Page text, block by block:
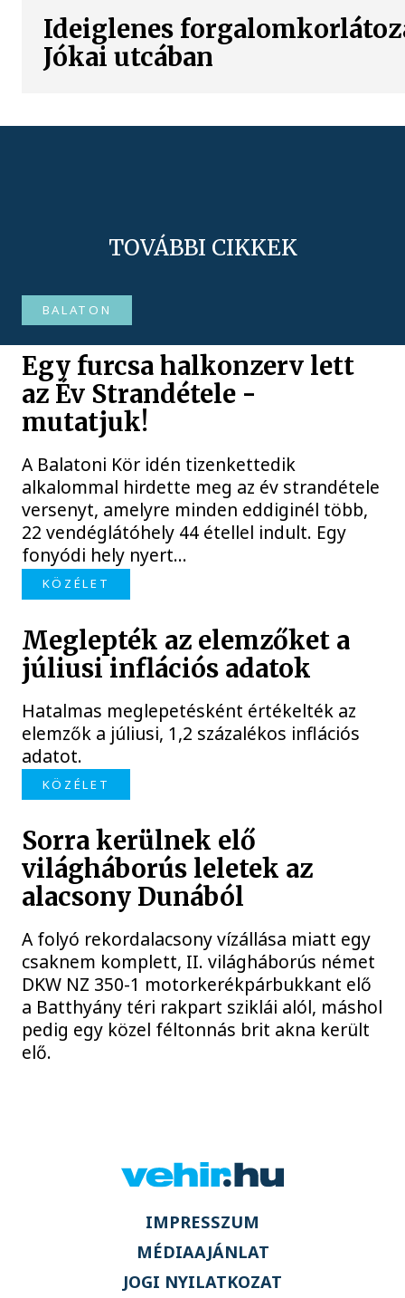
Ideiglenes
Jókai utcában
TOVÁBBI CIKKEK
BALATON
Egy furcsa halkonzerv lett
az Év Strandétele -
mutatjuk!
A Balatoni Kör idén tizenkettedik
alkalommal hirdette meg az év strandétele
versenyt, amelyre minden eddiginél több,
22 vendéglátóhely 44 étellel indult. Egy
fonyódi hely nyert...
KÖZÉLET
Meglepték az elemzőket a
júliusi inflációs adatok
Hatalmas meglepetésként értékelték az
elemzők a júliusi, 1,2 százalékos inflációs
adatot.
KÖZÉLET
Sorra kerülnek elő
világháborús leletek az
alacsony Dunából
A folyó rekordalacsony vízállása miatt egy
csaknem komplett, II. világháborús német
DKW NZ 350-1 motorkerékpárbukkant elő
a Batthyány téri rakpart sziklái alól, máshol
pedig egy közel féltonnás brit akna került
elő.
IMPRESSZUM
MÉDIAAJÁNLAT
JOGI NYILATKOZAT